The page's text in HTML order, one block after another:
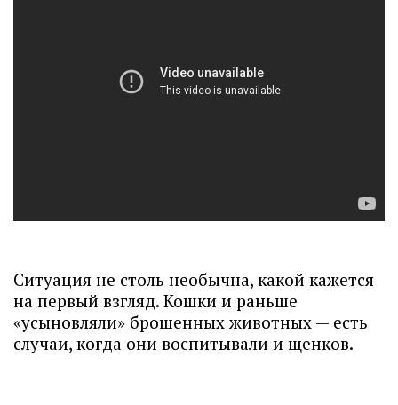
Ситуация не столь необычна, какой кажется
на первый взгляд. Кошки и раньше
«усыновляли» брошенных животных — есть
случаи, когда они воспитывали и щенков.